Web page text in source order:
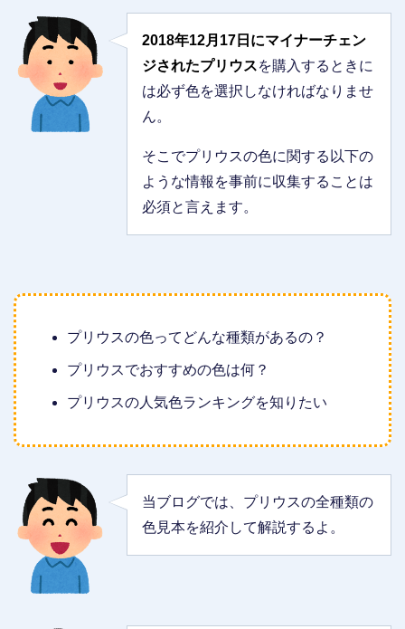
2018年12月17日にマイナーチェン
ジされたプリウスを購入するときに
は必ず色を選択しなければなりませ
ん。
そこでプリウスの色に関する以下の
ような情報を事前に収集することは
必須と言えます。
プリウスの色ってどんな種類があるの？
プリウスでおすすめの色は何？
プリウスの人気色ランキングを知りたい
当ブログでは、プリウスの全種類の
色見本を紹介して解説するよ。